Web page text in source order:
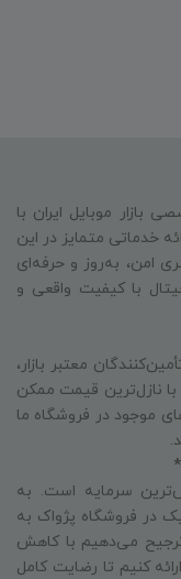
بازار موبایل ایران با
خدماتی متمایز در این
امن، به‌روز و حرفه‌ای
با کیفیت واقعی و
معتبر بازار،
با نازل‌ترین قیمت ممکن
موجود در فروشگاه ما
سرمایه است. به
در فروشگاه پژواک به
می‌دهیم با کاهش
کنیم تا رضایت کامل